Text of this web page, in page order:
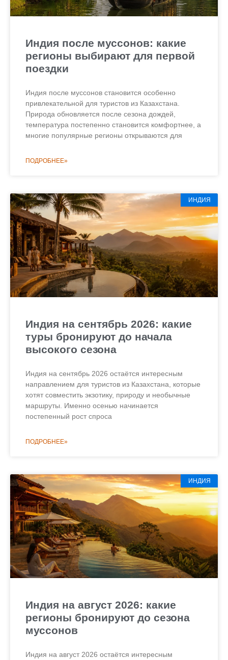
Индия после муссонов: какие
регионы выбирают для первой
поездки
Индия после муссонов становится особенно
привлекательной для туристов из Казахстана.
Природа обновляется после сезона дождей,
температура постепенно становится комфортнее, а
многие популярные регионы открываются для
ПОДРОБНЕЕ»
ИНДИЯ
Индия на сентябрь 2026: какие
туры бронируют до начала
высокого сезона
Индия на сентябрь 2026 остаётся интересным
направлением для туристов из Казахстана, которые
хотят совместить экзотику, природу и необычные
маршруты. Именно осенью начинается
постепенный рост спроса
ПОДРОБНЕЕ»
ИНДИЯ
Индия на август 2026: какие
регионы бронируют до сезона
муссонов
Индия на август 2026 остаётся интересным